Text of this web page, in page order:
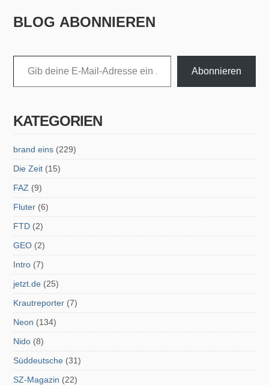
BLOG ABONNIEREN
Gib deine E-Mail-Adresse ein ...
Abonnieren
KATEGORIEN
brand eins (229)
Die Zeit (15)
FAZ (9)
Fluter (6)
FTD (2)
GEO (2)
Intro (7)
jetzt.de (25)
Krautreporter (7)
Neon (134)
Nido (8)
Süddeutsche (31)
SZ-Magazin (22)